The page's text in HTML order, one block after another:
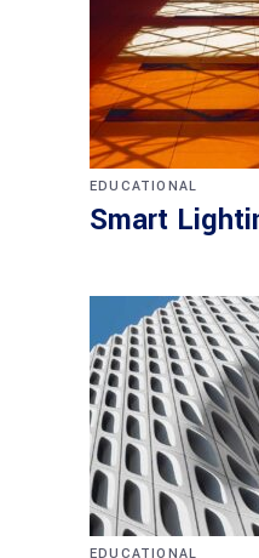
EDUCATIONAL
Smart
EDUCATIONAL